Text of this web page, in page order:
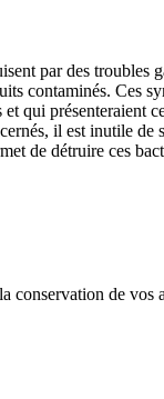
par des
contaminés. Ces
qui
il est inutile
de détruire ces
de vos